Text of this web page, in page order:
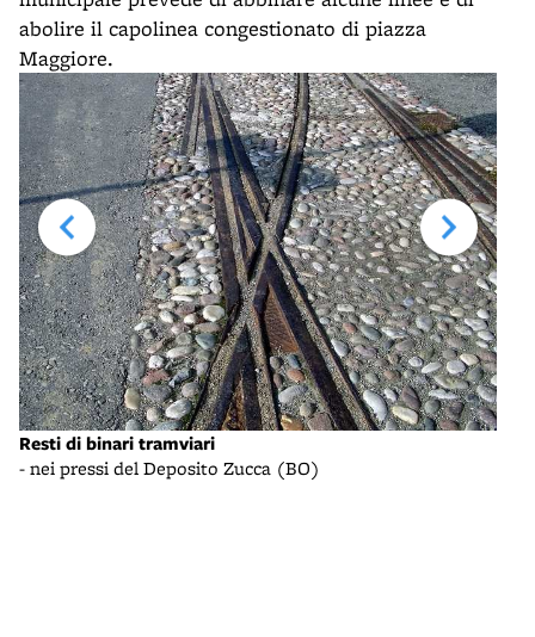
abolire il capolinea congestionato di piazza
Maggiore.
Resti di binari tramviari
- nei pressi del Deposito Zucca (BO)